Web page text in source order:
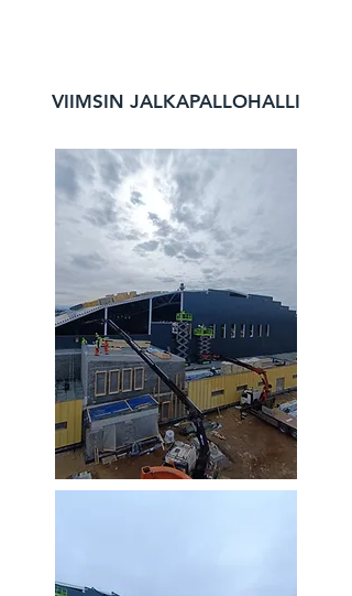
VIIMSIN JALKAPALLOHALLI